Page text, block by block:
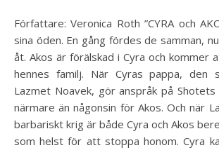
Författare: Veronica Roth ”CYRA och AKOS måste fullfölja
sina öden. En gång fördes de samman,
åt. Akos är förälskad i Cyra och kommer
hennes familj. När Cyras pappa, den
Lazmet Noavek, gör anspråk på
närmare än någonsin för Akos. Och när
barbariskt krig är både Cyra och Akos
som helst för att stoppa honom. Cyra